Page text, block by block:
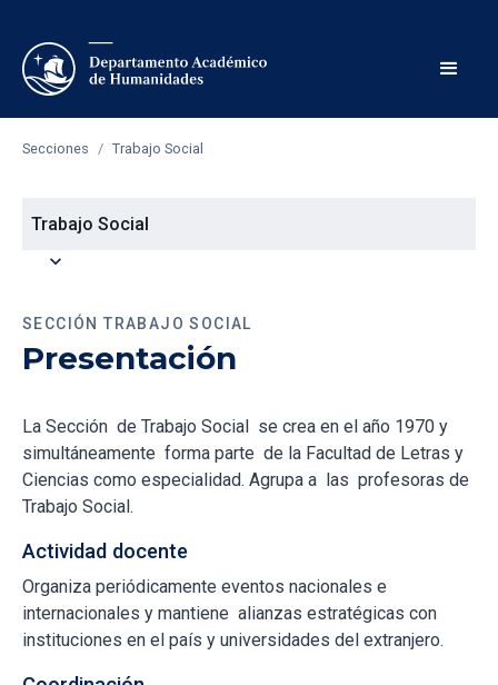
Secciones / Trabajo Social
Trabajo Social
expand_more
SECCIÓN TRABAJO SOCIAL
Presentación
La Sección de Trabajo Social se crea en el año 1970 y
simultáneamente forma parte de la Facultad de Letras y
Ciencias como especialidad. Agrupa a las profesoras de
Trabajo Social.
Actividad docente
Organiza periódicamente eventos nacionales e
internacionales y mantiene alianzas estratégicas con
instituciones en el país y universidades del extranjero.